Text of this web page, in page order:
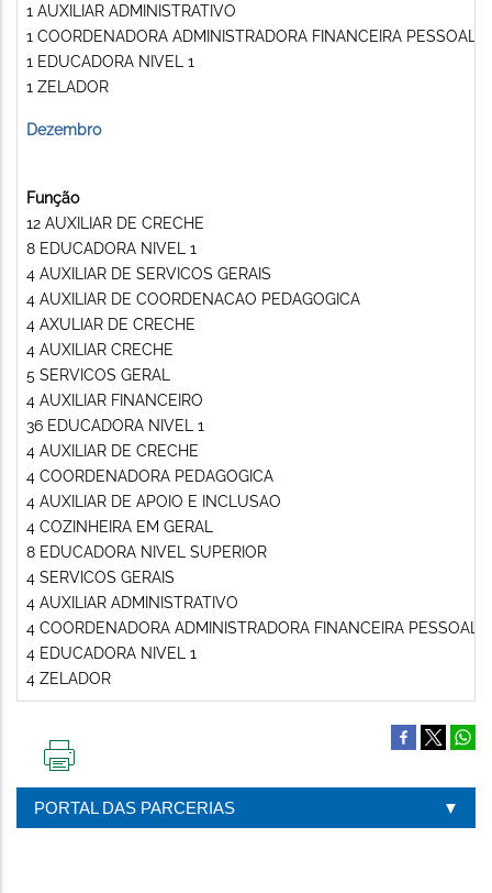
1 AUXILIAR ADMINISTRATIVO
1 COORDENADORA ADMINISTRADORA FINANCEIRA PESSOAL
1 EDUCADORA NIVEL 1
1 ZELADOR
Dezembro
Função
12 AUXILIAR DE CRECHE
8 EDUCADORA NIVEL 1
4 AUXILIAR DE SERVICOS GERAIS
4 AUXILIAR DE COORDENACAO PEDAGOGICA
4 AXULIAR DE CRECHE
4 AUXILIAR CRECHE
5 SERVICOS GERAL
4 AUXILIAR FINANCEIRO
36 EDUCADORA NIVEL 1
4 AUXILIAR DE CRECHE
4 COORDENADORA PEDAGOGICA
4 AUXILIAR DE APOIO E INCLUSAO
4 COZINHEIRA EM GERAL
8 EDUCADORA NIVEL SUPERIOR
4 SERVICOS GERAIS
4 AUXILIAR ADMINISTRATIVO
4 COORDENADORA ADMINISTRADORA FINANCEIRA PESSOAL
4 EDUCADORA NIVEL 1
4 ZELADOR
PÁGINA
PORTAL DAS PARCERIAS